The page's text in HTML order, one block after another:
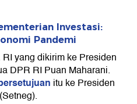
Investasi:
Pandemi
yang dikirim ke Presiden
DPR RI Puan Maharani.
itu ke Presiden